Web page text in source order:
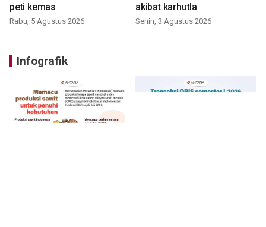
peti kemas
Rabu, 5 Agustus 2026
akibat karhutla
Senin, 3 Agustus 2026
Infografik